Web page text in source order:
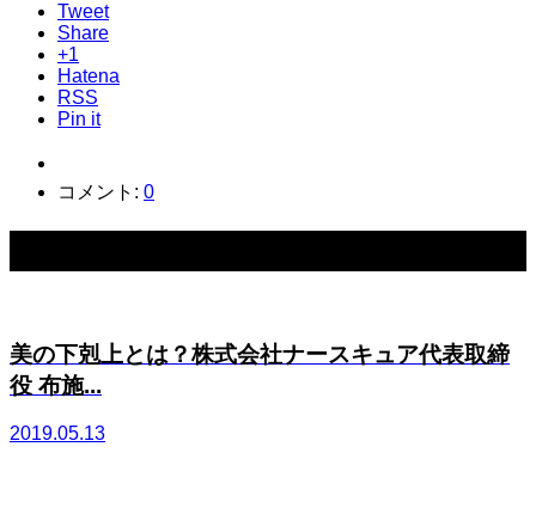
Tweet
Share
+1
Hatena
RSS
Pin it
コメント: 0
美の下剋上とは？株式会社ナースキュア代表取締
役 布施...
2019.05.13